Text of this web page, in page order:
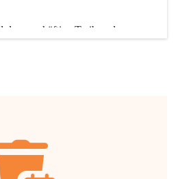
geschäftige Treiben der